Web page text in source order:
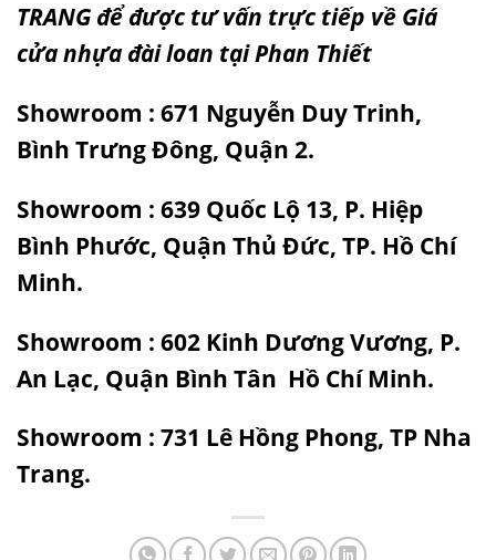
TRANG để được tư vấn trực tiếp về Giá
cửa nhựa đài loan tại Phan Thiết
Showroom : 671 Nguyễn Duy Trinh,
Bình Trưng Đông, Quận 2.
Showroom : 639 Quốc Lộ 13, P. Hiệp
Bình Phước, Quận Thủ Đức, TP. Hồ Chí
Minh.
Showroom : 602 Kinh Dương Vương, P.
An Lạc, Quận Bình Tân Hồ Chí Minh.
Showroom : 731 Lê Hồng Phong, TP Nha
Trang.